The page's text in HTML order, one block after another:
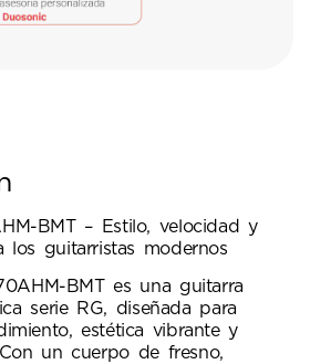
BMT – Estilo, velocidad y
los guitarristas modernos
BMT es una guitarra
serie RG, diseñada para
estética vibrante y
un cuerpo de fresno,